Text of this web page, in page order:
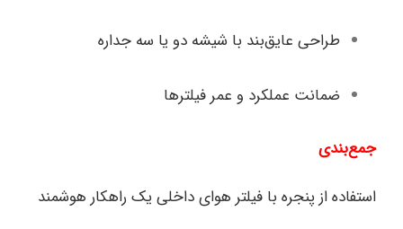
طراحی عایق‌بند با شیشه دو یا سه جداره
ضمانت عملکرد و عمر فیلترها
جمع‌بندی
استفاده از پنجره با فیلتر هوای داخلی یک راهکار هوشمند